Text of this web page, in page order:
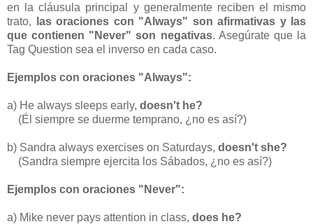
en la cláusula principal y generalmente reciben el mismo
trato,
las oraciones con "Always" son afirmativas y las
que contienen "Never" son negativas. Asegúrate que la
Tag Question sea el inverso en cada caso.
Ejemplos con oraciones "Always":
a) He always sleeps early, doesn't he?
(Él siempre se duerme temprano, ¿no es así?)
b) Sandra always exercises on Saturdays, doesn't she?
(Sandra siempre ejercita los Sábados, ¿no es así?)
Ejemplos con oraciones "Never":
a) Mike never pays attention in class, does he?